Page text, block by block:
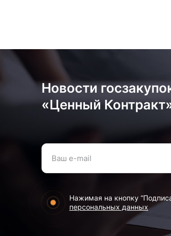
Новости
«Ценный
Нажимая на кнопку
персональных данных